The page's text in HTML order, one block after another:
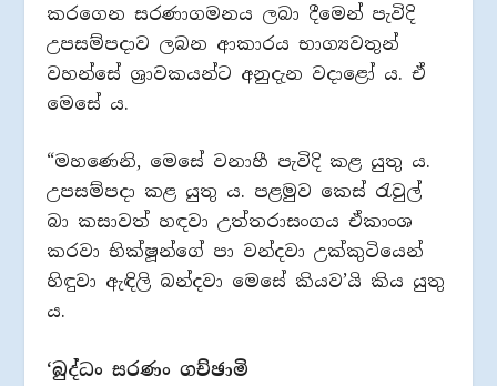
කරගෙන සරණාගමනය ලබා දීමෙන් පැවිදි
උපසම්පදාව ලබන ආකාරය භාග්‍යවතුන්
වහන්සේ ශ්‍රාවකයන්ට අනුදැන වදාළෝ ය. ඒ
මෙසේ ය.
“මහණෙනි, මෙසේ වනාහී පැවිදි කළ යුතු ය.
උපසම්පදා කළ යුතු ය. පළමුව කෙස් රැවුල්
බා කසාවත් හඳවා උත්තරාසංගය ඒකාංශ
කරවා භික්ෂූන්ගේ පා වන්දවා උක්කුටියෙන්
හිඳුවා ඇඳිලි බන්දවා මෙසේ කියව’යි කිය යුතු
ය.
‘බුද්ධං සරණං ගච්ඡාමි